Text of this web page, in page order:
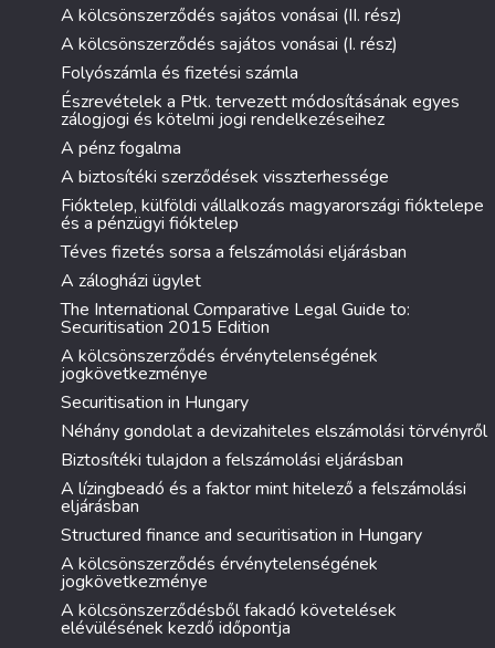
A kölcsönszerződés sajátos vonásai (II. rész)
A kölcsönszerződés sajátos vonásai (I. rész)
Folyószámla és fizetési számla
Észrevételek a Ptk. tervezett módosításának egyes
zálogjogi és kötelmi jogi rendelkezéseihez
A pénz fogalma
A biztosítéki szerződések visszterhessége
Fióktelep, külföldi vállalkozás magyarországi fióktelepe
és a pénzügyi fióktelep
Téves fizetés sorsa a felszámolási eljárásban
A zálogházi ügylet
The International Comparative Legal Guide to:
Securitisation 2015 Edition
A kölcsönszerződés érvénytelenségének
jogkövetkezménye
Securitisation in Hungary
Néhány gondolat a devizahiteles elszámolási törvényről
Biztosítéki tulajdon a felszámolási eljárásban
A lízingbeadó és a faktor mint hitelező a felszámolási
eljárásban
Structured finance and securitisation in Hungary
A kölcsönszerződés érvénytelenségének
jogkövetkezménye
A kölcsönszerződésből fakadó követelések
elévülésének kezdő időpontja